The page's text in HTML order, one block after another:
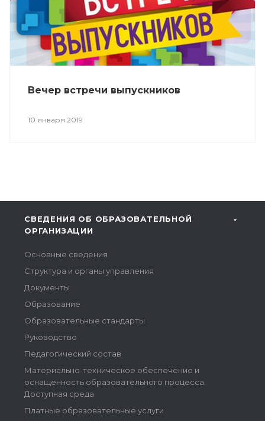
Вечер встречи выпускников
10 января 2019
СВЕДЕНИЯ ОБ ОБРАЗОВАТЕЛЬНОЙ
ОРГАНИЗАЦИИ
Основные сведения
Структура и органы управления
Документы
Образование
Образовательные стандарты
Руководство
Педагогический состав
Материально-техническое обеспечение и
оснащенность образовательного процесса.
Доступная среда
Платные образовательные услуги